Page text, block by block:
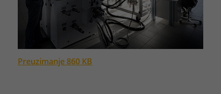
Preuzimanje 860 KB